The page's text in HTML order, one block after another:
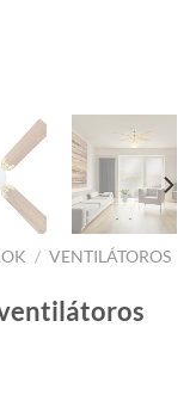
/ VENTILÁTOROS
ventilátoros